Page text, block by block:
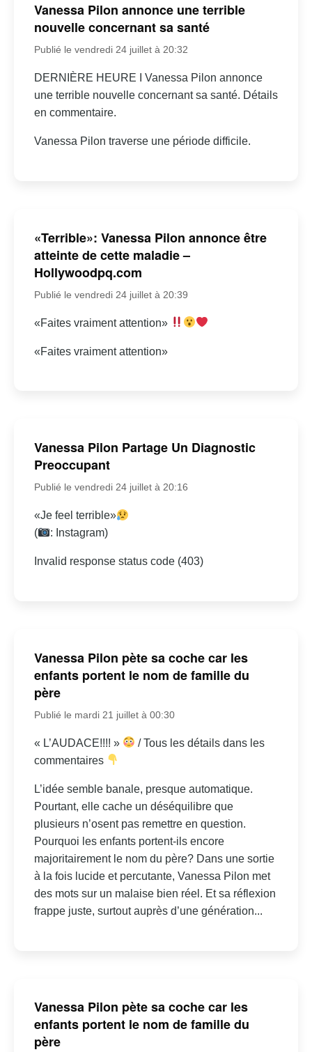
Vanessa Pilon annonce une terrible
nouvelle concernant sa santé
Publié le vendredi 24 juillet à 20:32
DERNIÈRE HEURE I Vanessa Pilon annonce
une terrible nouvelle concernant sa santé. Détails
en commentaire.
Vanessa Pilon traverse une période difficile.
«Terrible»: Vanessa Pilon annonce être
atteinte de cette maladie –
Hollywoodpq.com
Publié le vendredi 24 juillet à 20:39
«Faites vraiment attention»
«Faites vraiment attention»
Vanessa Pilon Partage Un Diagnostic
Preoccupant
Publié le vendredi 24 juillet à 20:16
«Je feel terrible»
(
: Instagram)
Invalid response status code (403)
Vanessa Pilon pète sa coche car les
enfants portent le nom de famille du
père
Publié le mardi 21 juillet à 00:30
« L’AUDACE!!!! »
/ Tous les détails dans les
commentaires
L’idée semble banale, presque automatique.
Pourtant, elle cache un déséquilibre que
plusieurs n’osent pas remettre en question.
Pourquoi les enfants portent-ils encore
majoritairement le nom du père? Dans une sortie
à la fois lucide et percutante, Vanessa Pilon met
des mots sur un malaise bien réel. Et sa réflexion
frappe juste, surtout auprès d’une génération...
Vanessa Pilon pète sa coche car les
enfants portent le nom de famille du
père